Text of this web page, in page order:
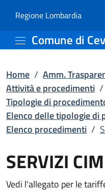
SERVIZI
Regione Lombardia(apre
Comune di
Home / Amm.
Attività e procedimenti /
Tipologie di
Elenco delle tipologie di
Elenco procedimenti /
SERVIZI
Vedi l'allegato per le